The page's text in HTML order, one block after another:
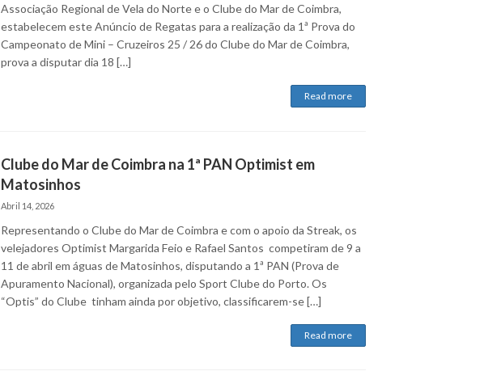
Associação Regional de Vela do Norte e o Clube do Mar de Coimbra,
estabelecem este Anúncio de Regatas para a realização da 1ª Prova do
Campeonato de Mini – Cruzeiros 25 / 26 do Clube do Mar de Coimbra,
prova a disputar dia 18 […]
Read more
Clube do Mar de Coimbra na 1ª PAN Optimist em
Matosinhos
Abril 14, 2026
Representando o Clube do Mar de Coimbra e com o apoio da Streak, os
velejadores Optimist Margarida Feio e Rafael Santos competiram de 9 a
11 de abril em águas de Matosinhos, disputando a 1ª PAN (Prova de
Apuramento Nacional), organizada pelo Sport Clube do Porto. Os
“Optis” do Clube tinham ainda por objetivo, classificarem-se […]
Read more